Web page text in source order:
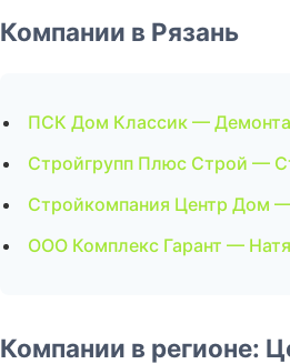
Компании в Рязань
ПСК Дом Классик —
Стройгрупп Плюс Строй —
Стройкомпания Центр Дом
ООО Комплекс Гарант —
Компании в регионе: